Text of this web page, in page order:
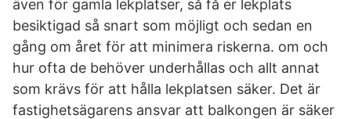
även för gamla lekplatser, så få er lekplats
besiktigad så snart som möjligt och sedan en
gång om året för att minimera riskerna. om och
hur ofta de behöver underhållas och allt annat
som krävs för att hålla lekplatsen säker. Det är
fastighetsägarens ansvar att balkongen är säker